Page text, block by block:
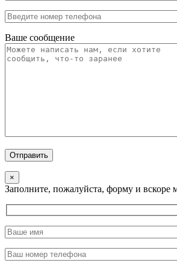
Ваше сообщение
Отправить
×
Заполните, пожалуйста, форму и вскоре